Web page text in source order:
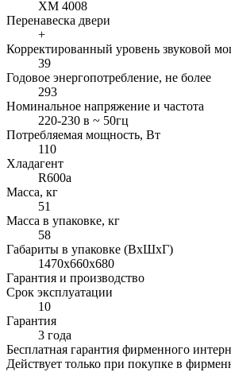
ХМ 4008
Перенавеска двери
+
Корректированный уровень звуковой
39
Годовое энергопотребление, не более
293
Номинальное напряжение и частота
220-230 в ~ 50гц
Потребляемая мощность, Вт
110
Хладагент
R600a
Масса, кг
51
Масса в упаковке, кг
58
Габариты в упаковке (ВхШхГ)
1470x660x680
Гарантия и производство
Срок эксплуатации
10
Гарантия
3 года
Бесплатная гарантия фирменного
Действует только при покупке в